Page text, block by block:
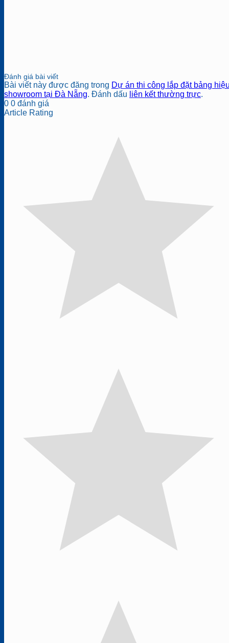
Đánh giá bài viết
Bài viết này được đăng trong Dự án thi công lắp đặt bảng
showroom tại Đà Nẵng. Đánh dấu liên kết thường trực.
0 0 đánh giá
Article Rating